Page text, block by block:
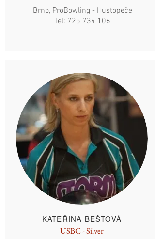
Brno, ProBowling - Hustopeče
Tel: 725 734 106
KATEŘINA BEŠTOVÁ
USBC - Silver